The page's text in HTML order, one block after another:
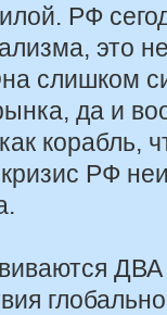
РФ
это
слишком
да и
корабль,
РФ
ДВА